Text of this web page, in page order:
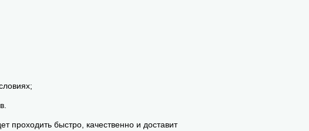
проходить быстро, качественно и доставит